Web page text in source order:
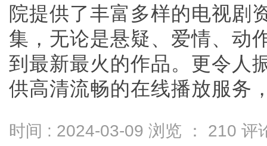
院提供了丰富多样的电视剧
集，无论是悬疑、爱情、动
到最新最火的作品。更令人
供高清流畅的在线播放服务
时间 : 2024-03-09 浏览 ： 210 评